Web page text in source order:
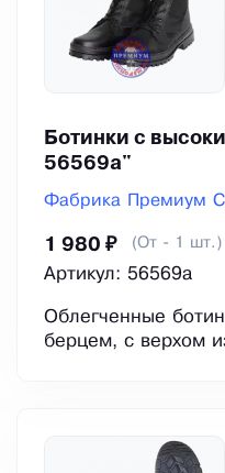
Ботинки с
56569а"
Фабрика Премиум
1 980 ₽ (От - 1 шт.)
Артикул: 56569а
Облегченные
берцем, с верхом